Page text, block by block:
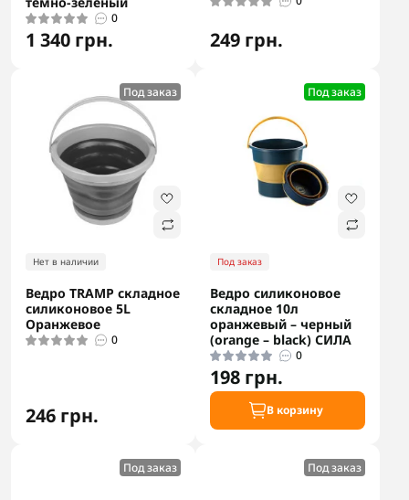
0
1 340 грн. 249 грн.
Под заказ
Нет в наличии
Ведро TRAMP складное
силиконовое 5L
Оранжевое
0
246 грн.
Под заказ
Под заказ
Ведро силиконовое
складное 10л
оранжевый – черный
(orange – black) СИЛА
0
198 грн.
В корзину
Под заказ Под заказ